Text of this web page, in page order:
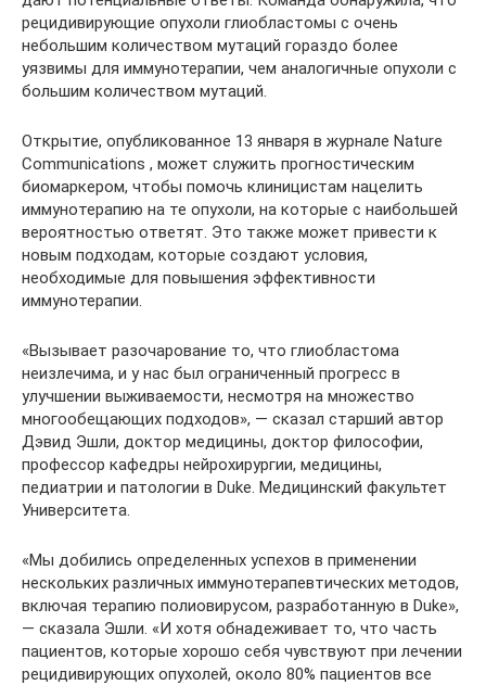
рецидивирующие опухоли глиобластомы с очень
небольшим количеством мутаций гораздо более
уязвимы для иммунотерапии, чем аналогичные опухоли с
большим количеством мутаций.
Открытие, опубликованное 13 января в журнале Nature
Communications , может служить прогностическим
биомаркером, чтобы помочь клиницистам нацелить
иммунотерапию на те опухоли, на которые с наибольшей
вероятностью ответят. Это также может привести к
новым подходам, которые создают условия,
необходимые для повышения эффективности
иммунотерапии.
«Вызывает разочарование то, что глиобластома
неизлечима, и у нас был ограниченный прогресс в
улучшении выживаемости, несмотря на множество
многообещающих подходов», — сказал старший автор
Дэвид Эшли, доктор медицины, доктор философии,
профессор кафедры нейрохирургии, медицины,
педиатрии и патологии в Duke. Медицинский факультет
Университета.
«Мы добились определенных успехов в применении
нескольких различных иммунотерапевтических методов,
включая терапию полиовирусом, разработанную в Duke»,
— сказала Эшли. «И хотя обнадеживает то, что часть
пациентов, которые хорошо себя чувствуют при лечении
рецидивирующих опухолей, около 80% пациентов все